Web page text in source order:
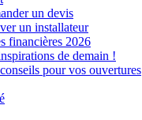
un devis
un installateur
financières 2026
de demain !
pour vos ouvertures